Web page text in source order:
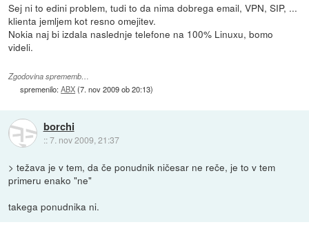
Sej ni to edini problem, tudi to da nima dobrega email, VPN, SIP, ...
klienta jemljem kot resno omejitev.
Nokia naj bi izdala naslednje telefone na 100% Linuxu, bomo
videli.
Zgodovina sprememb…
spremenilo:ABX(7. nov 2009 ob 20:13)
borchi
::7. nov 2009, 21:37
> težava je v tem, da če ponudnik ničesar ne reče, je to v tem
primeru enako "ne"
takega ponudnika ni.